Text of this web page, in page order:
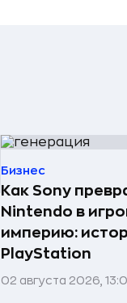
Бизнес
Как Sony
Nintendo в
империю:
PlayStation
02 августа 2026,